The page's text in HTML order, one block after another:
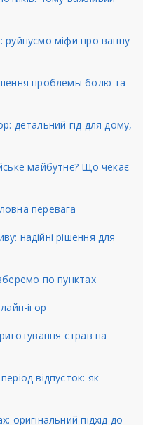
руйнуємо міфи про ванну
проблемы болю та
детальний гід для дому,
майбутнє? Що чекає
перевага
надійні рішення для
по пунктах
ігор
страв на
відпусток: як
оригінальний підхід до